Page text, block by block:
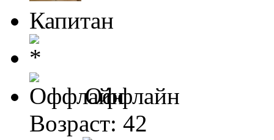
Капитан
Оффлайн
Возраст: 42